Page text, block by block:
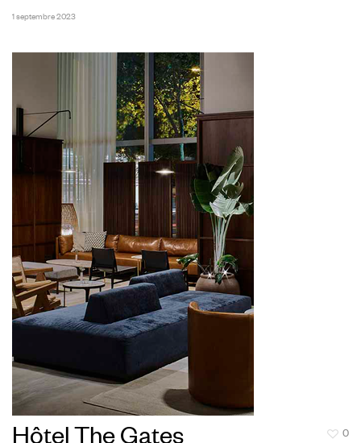
1 septembre 2023
0